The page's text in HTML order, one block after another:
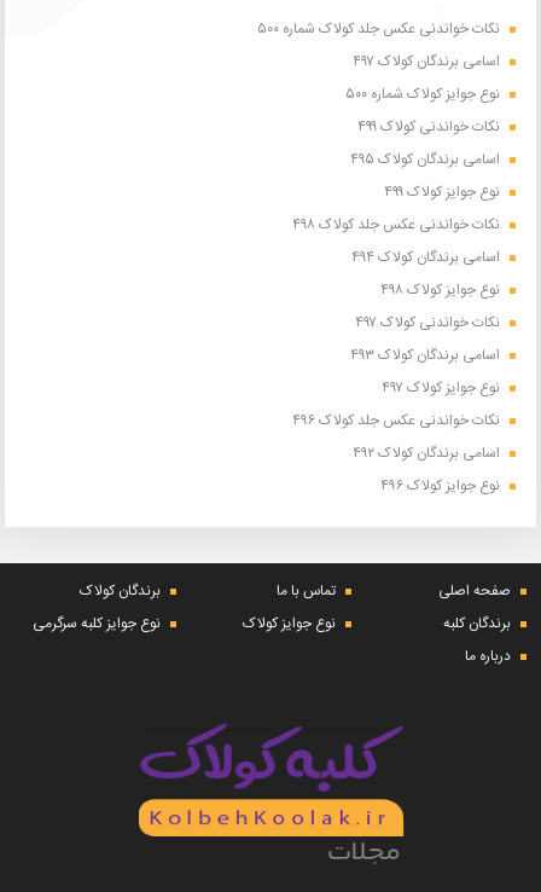
نکات خواندنی عکس جلد کولاک شماره ۵۰۰
اسامی برندگان کولاک ۴۹۷
نوع جوایز کولاک شماره ۵۰۰
نکات خواندنی کولاک ۴۹۹
اسامی برندگان کولاک ۴۹۵
نوع جوایز کولاک ۴۹۹
نکات خواندنی عکس جلد کولاک ۴۹۸
اسامی برندگان کولاک ۴۹۴
نوع جوایز کولاک ۴۹۸
نکات خواندنی کولاک ۴۹۷
اسامی برندگان کولاک ۴۹۳
نوع جوایز کولاک ۴۹۷
نکات خواندنی عکس جلد کولاک ۴۹۶
اسامی برندگان کولاک ۴۹۲
نوع جوایز کولاک ۴۹۶
صفحه اصلی تماس با ما
برندگان کولاک
برندگان کلبه
نوع جوایز کولاک
نوع جوایز کلبه سرگرمی
درباره ما